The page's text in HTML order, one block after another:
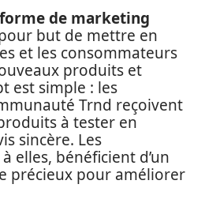
de marketing
but de mettre en
et les consommateurs
produits et
est simple : les
Trnd reçoivent
à tester en
sincère. Les
elles, bénéficient d’un
précieux pour améliorer